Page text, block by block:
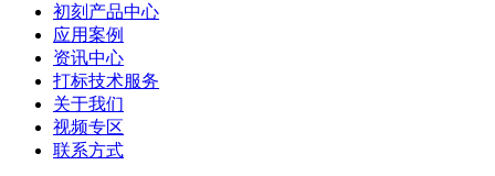
初刻产品中心
应用案例
资讯中心
打标技术服务
关于我们
视频专区
联系方式